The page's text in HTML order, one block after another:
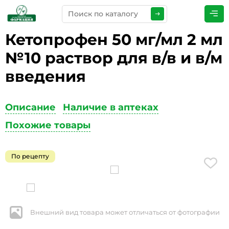
Кетопрофен 50 мг/мл 2 мл
№10 раствор для в/в и в/м
введения
Описание
Наличие в аптеках
Похожие товары
По рецепту
Внешний вид товара может отличаться от фотографии
ПРЕДСТАВЬТЕСЬ*